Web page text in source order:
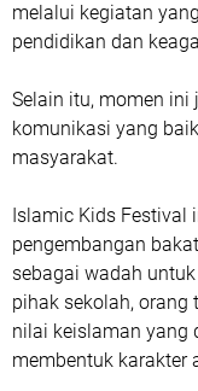
melalui kegiatan
pendidikan dan
Selain itu, momen
komunikasi yang
masyarakat.
Islamic Kids Festival
pengembangan
sebagai wadah
pihak sekolah, orang
nilai keislaman yang
membentuk karakter